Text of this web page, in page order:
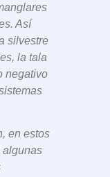
Así
silvestre
la tala
negativo
en estos
algunas